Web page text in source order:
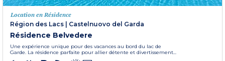
Location en Résidence
Région des Lacs | Castelnuovo del Garda
Résidence Belvedere
Une expérience unique pour des vacances au bord du lac de
Garde. La résidence parfaite pour allier détente et divertissement...